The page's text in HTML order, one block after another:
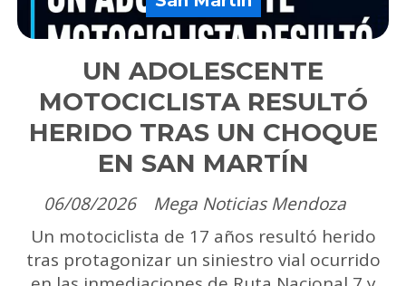
UN ADOLESCENTE
MOTOCICLISTA RESULTÓ
HERIDO TRAS UN CHOQUE
EN SAN MARTÍN
Mega Noticias Mendoza
06/08/2026
Un motociclista de 17 años resultó herido
tras protagonizar un siniestro vial ocurrido